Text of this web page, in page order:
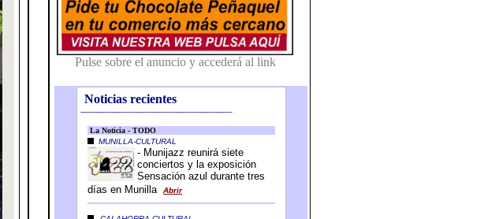
Noticias recientes
-----------------------------------------------------------------